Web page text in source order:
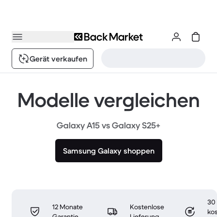
Gerät verkaufen
Modelle vergleichen
Galaxy A15 vs Galaxy S25+
Samsung Galaxy shoppen
12 Monate
Kostenlose
30